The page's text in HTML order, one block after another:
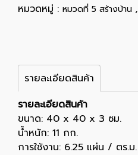
หมวดหมู่ : หมวดที่ 5 สร้างบ้าน ,
รายละเอียดสินค้า
รายละเอียดสินค้า
ขนาด: 40 x 40 x 3 ซม.
น้ำหนัก: 11 กก.
การใช้งาน: 6.25 แผ่น / ตร.ม.